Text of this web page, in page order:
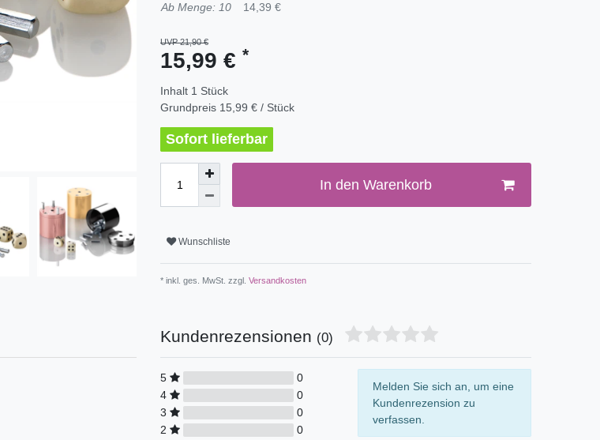
Ab Menge: 10
14,39 €
UVP 21,90 €
15,99 € *
Inhalt 1 Stück
Grundpreis 15,99 € / Stück
Sofort lieferbar
In den Warenkorb
Wunschliste
* inkl. ges. MwSt. zzgl. Versandkosten
Kundenrezensionen (0)
5
0
4
0
3
0
2
0
Melden Sie sich an, um eine
Kundenrezension zu
verfassen.